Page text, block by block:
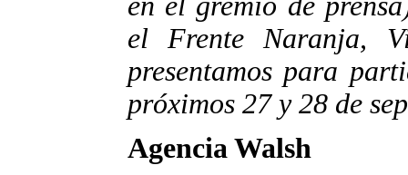
el Frente Naranja,
presentamos para
próximos 27 y 28 de
Agencia Walsh